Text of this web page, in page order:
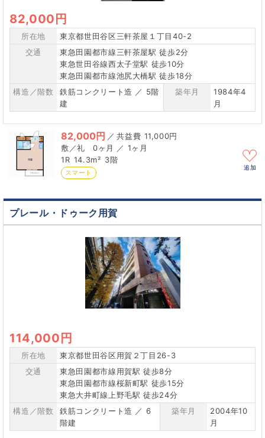
82,000円
所在地
東京都世田谷区三軒茶屋１丁目40-2
交通
東急田園都市線三軒茶屋駅 徒歩2分
東急世田谷線西太子堂駅 徒歩10分
東急田園都市線池尻大橋駅 徒歩18分
構造／階数
鉄筋コンクリート造 ／ 5階
建
築年月
1984年4
月
82,000円 ／
11,000円
0ヶ月 ／ 1ヶ月
1R 14.3m² 3階
スマート
追加
プレール・ドゥーク用賀
114,000円
所在地
東京都世田谷区用賀２丁目26-3
交通
東急田園都市線用賀駅 徒歩8分
東急田園都市線桜新町駅 徒歩15分
東急大井町線上野毛駅 徒歩24分
構造／階数
鉄筋コンクリート造 ／ 6
階建
築年月
2004年10
月